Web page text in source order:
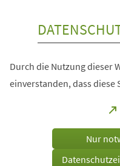
Durch die Nutzung dieser
einverstanden, dass diese
Nur